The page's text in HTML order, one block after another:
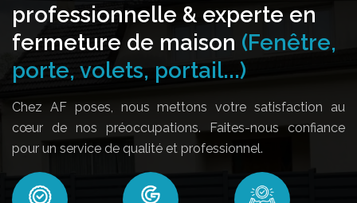
professionnelle & experte en
fermeture de maison (Fenêtre,
porte, volets, portail...)
Chez AF poses, nous mettons votre satisfaction au
cœur de nos préoccupations. Faites-nous confiance
pour un service de qualité et professionnel.